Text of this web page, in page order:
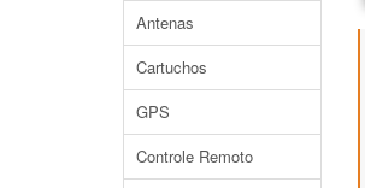
Antenas
Cartuchos
GPS
Controle Remoto